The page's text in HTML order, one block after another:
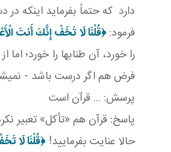
دارد که حتماً بفرمايد اينکه
فرمود:﴿قُلْنَا لَا تَخَفْ إِنَّكَ أَنتَ
را خورد، آن طناب ها را خورد؛
فرض هم اگر درست باشد - نمي
پرسش: ... قرآن است
پاسخ: قرآن هم «تأکل» تعبير
حالا عنايت بفرماييد!﴿قُلْنَا لَا